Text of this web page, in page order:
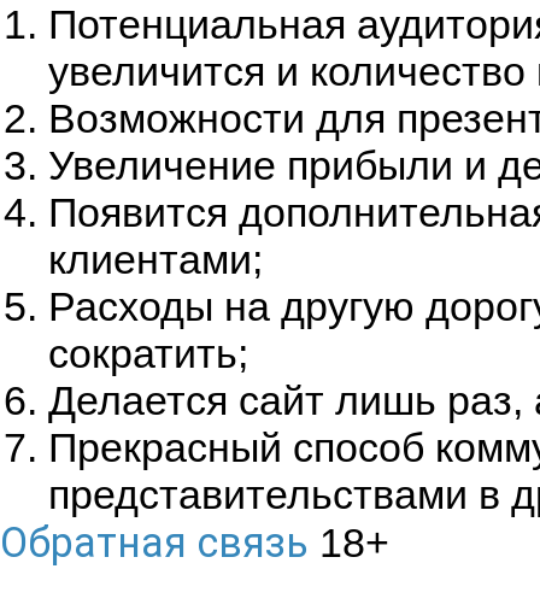
Потенциальная
увеличится и количество
Возможности для
Увеличение прибыли и
Появится
клиентами;
Расходы на другую
сократить;
Делается сайт лишь
Прекрасный способ
представительствами в
Обратная связь 18+